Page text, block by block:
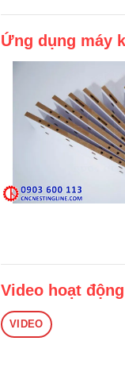
Ứng dụng máy
Video hoạt
VIDEO